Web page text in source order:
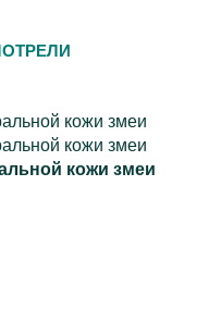
кожи змеи